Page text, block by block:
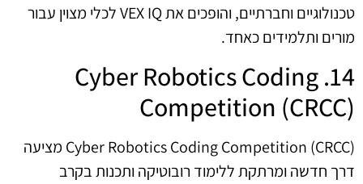
טכנולוגיים וחברתיים, והופכים את VEX IQ לכלי מצוין עבור
מורים ותלמידים כאחד.
14. Cyber Robotics Coding
Competition (CRCC)
Cyber Robotics Coding Competition (CRCC) מציעה
דרך חדשה ומרתקת ללימוד רובוטיקה ותכנות בקרב